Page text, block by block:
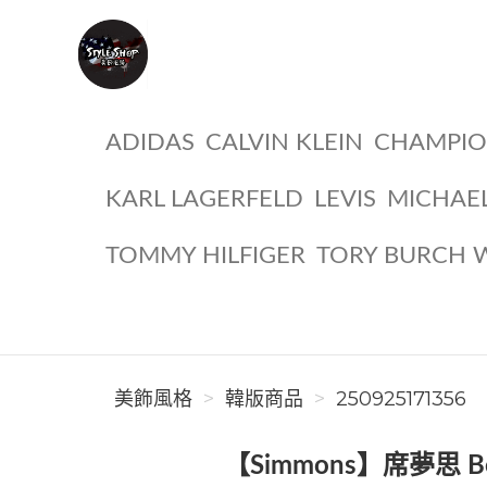
ADIDAS CALVIN KLEIN
KARL LAGERFELD LEVIS
TOMMY HILFIGER TORY BURCH
美飾風格 韓版商品 250925171356
【Simmons】席夢思